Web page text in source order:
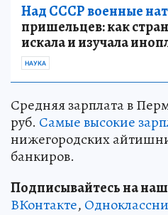
Над СССР военные
пришельцев: как
искала и изучала
НАУКА
Средняя зарплата в
руб. Самые высокие
нижегородских
банкиров.
Подписывайтесь на
ВКонтакте,